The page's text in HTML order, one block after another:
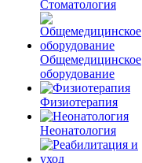
Стоматология
Общемедицинское
оборудование
Физиотерапия
Неонатология